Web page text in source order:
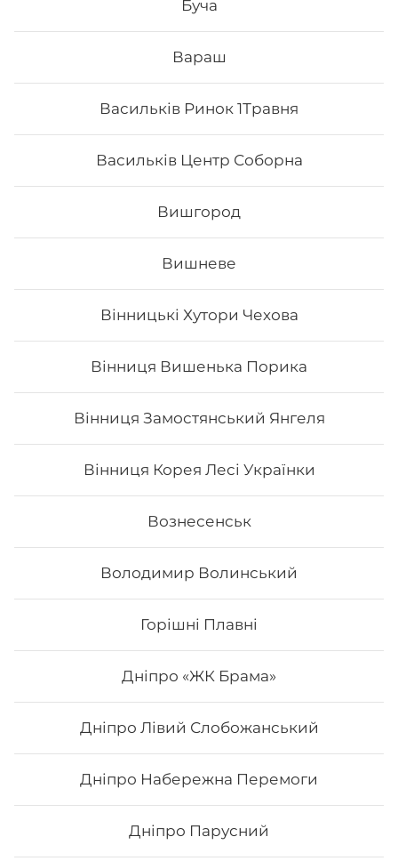
Буча
Вараш
Васильків Ринок 1Травня
Васильків Центр Соборна
Вишгород
Вишневе
Вінницькі Хутори Чехова
Вінниця Вишенька Порика
Вінниця Замостянський Янгеля
Вінниця Корея Лесі Українки
Вознесенськ
Володимир Волинський
Горішні Плавні
Дніпро «ЖК Брама»
Дніпро Лівий Слобожанський
Дніпро Набережна Перемоги
Дніпро Парусний
Вага: 300 г Склад: рис, норі, креветка, лосось сирий,
224₴
Кінг Рол
Вага: 290 г Склад: норі, рис, лосось, сир філадельфія,